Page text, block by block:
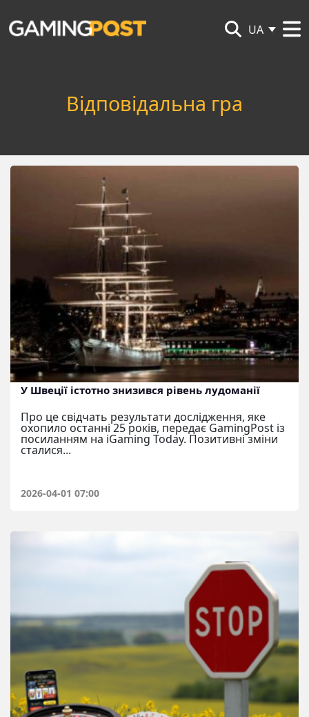
UA
Відповідальна гра
У Швеції істотно знизився рівень лудоманії
Про це свідчать результати дослідження, яке
охопило останні 25 років, передає GamingPost із
посиланням на iGaming Today. Позитивні зміни
сталися...
2026-04-01 07:00